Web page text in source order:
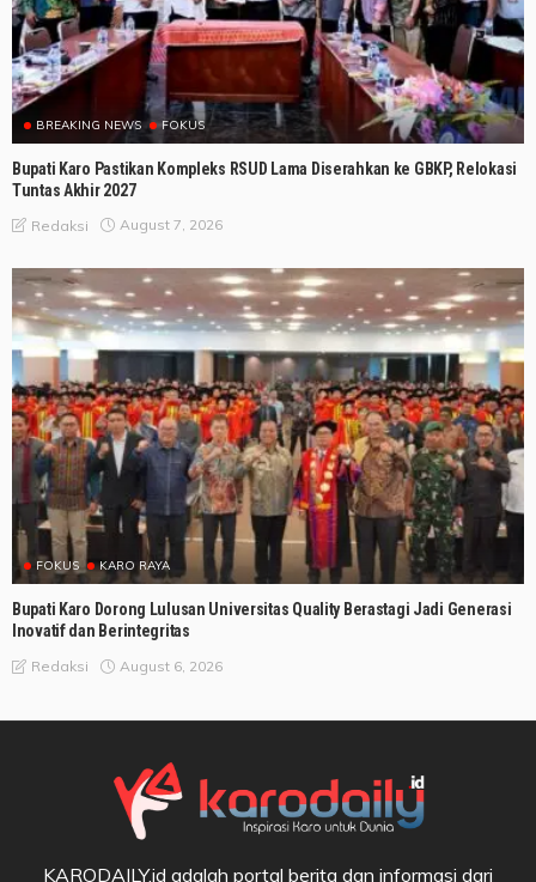
BREAKING NEWS FOKUS
Bupati Karo Pastikan Kompleks RSUD Lama Diserahkan ke GBKP, Relokasi
Tuntas Akhir 2027
Redaksi August 7, 2026
FOKUS KARO RAYA
Bupati Karo Dorong Lulusan Universitas Quality Berastagi Jadi Generasi
Inovatif dan Berintegritas
Redaksi August 6, 2026
KARODAILY.id adalah portal berita dan informasi dari